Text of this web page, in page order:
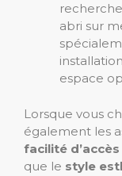
abri sur
espace
Lorsque vous
également les
facilité d’accès
que le style